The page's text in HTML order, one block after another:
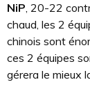
NiP, 20-22
chaud, les 2
chinois sont
ces 2 équipes
gérera le mieux